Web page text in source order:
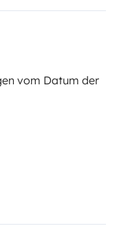
vom Datum der